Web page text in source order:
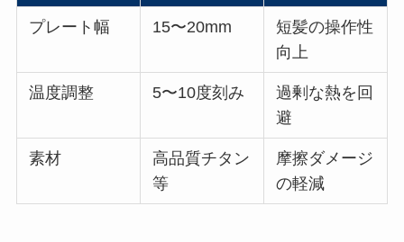
プレート幅 15〜20mm
短髪の操作性
向上
温度調整 5〜10度刻み
過剰な熱を回
避
素材
高品質チタン
等
摩擦ダメージ
の軽減